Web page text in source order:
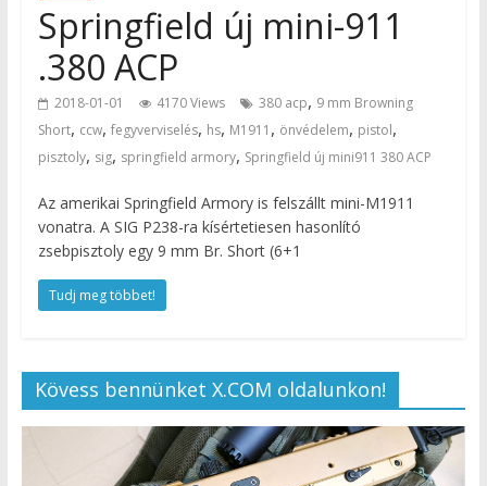
Springfield új mini-911
.380 ACP
2018-01-01 4170 Views 380 acp, 9 mm Browning
Short, ccw, fegyverviselés, hs, M1911 , önvédelem, pistol,
pisztoly, sig, springfield armory, Springfield új mini911 380 ACP
Az amerikai Springfield Armory is felszállt mini-M1911
vonatra. A SIG P238-ra kísértetiesen hasonlító
zsebpisztoly egy 9 mm Br. Short (6+1
Tudj meg többet!
Kövess bennünket X.COM oldalunkon!